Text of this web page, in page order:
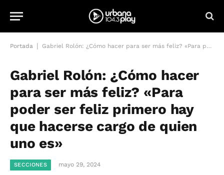
Portada Gabriel Rolón: ¿Cómo hacer para ser más feliz? «Para poder ser feliz primero hay que hacerse cargo de quien uno es»
Gabriel Rolón: ¿Cómo hacer
para ser más feliz? «Para
poder ser feliz primero hay
que hacerse cargo de quien
uno es»
SECCIONES mayo 29, 2024